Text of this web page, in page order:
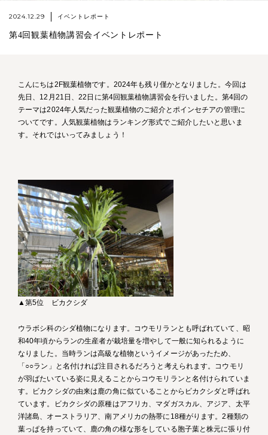
2024.12.29 イベントレポート
第4回観葉植物講習会イベントレポート
こんにちは2F観葉植物です。2024年も残り僅かとなりました。今回は
先日、12月21日、22日に第4回観葉植物講習会を行いました。第4回の
テーマは2024年人気だった観葉植物のご紹介とポインセチアの管理に
ついてです。人気観葉植物はランキング形式でご紹介したいと思いま
す。それではいってみましょう！
▲第5位 ビカクシダ
ウラボシ科のシダ植物になります。コウモリランとも呼ばれていて、昭
和40年頃からランの生産者が栽培量を増やして一般に知られるように
なりました。当時ランは高級な植物というイメージがあったため、
「○○ラン」と名付ければ注目されるだろうと考えられます。コウモリ
が羽ばたいている姿に見えることからコウモリランと名付けられていま
す。ビカクシダの由来は鹿の角に似ていることからビカクシダと呼ばれ
ています。ビカクシダの原種はアフリカ、マダガスカル、アジア、太平
洋諸島、オーストラリア、南アメリカの熱帯に18種がります。2種類の
葉っぱを持っていて、鹿の角の様な形をしている胞子葉と株元に張り付